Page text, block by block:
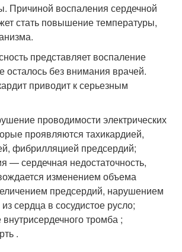
Причиной воспаления сердечной
стать повышение температуры,
представляет воспаление
осталось без внимания врачей.
приводит к серьезным
проводимости электрических
проявляются тахикардией,
фибрилляцией предсердий;
— сердечная недостаточность,
изменением объема
предсердий, нарушением
сердца в сосудистое русло;
тромба ;
.